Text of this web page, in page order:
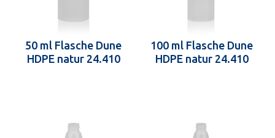
50 ml Flasche Dune
HDPE natur 24.410
100 ml Flasche Dune
HDPE natur 24.410